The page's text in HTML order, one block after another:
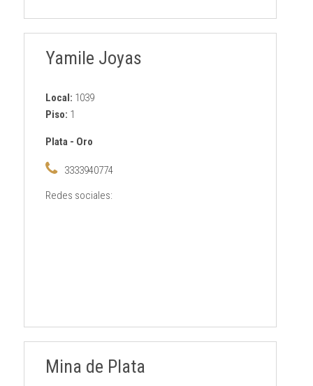
Yamile Joyas
Local: 1039
Piso: 1
Plata- Oro
3333940774
Redes sociales:
Mina de Plata